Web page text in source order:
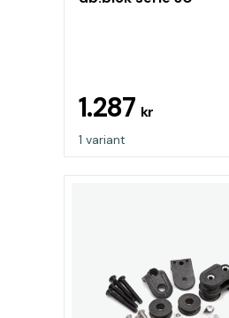
1.287 kr
1 variant